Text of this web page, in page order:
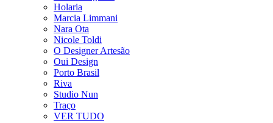
Holaria
Marcia Limmani
Nara Ota
Nicole Toldi
O Designer Artesão
Oui Design
Porto Brasil
Riva
Studio Nun
Traço
VER TUDO